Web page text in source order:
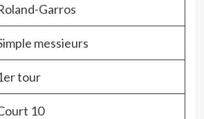
Garros
messieurs
tour
10